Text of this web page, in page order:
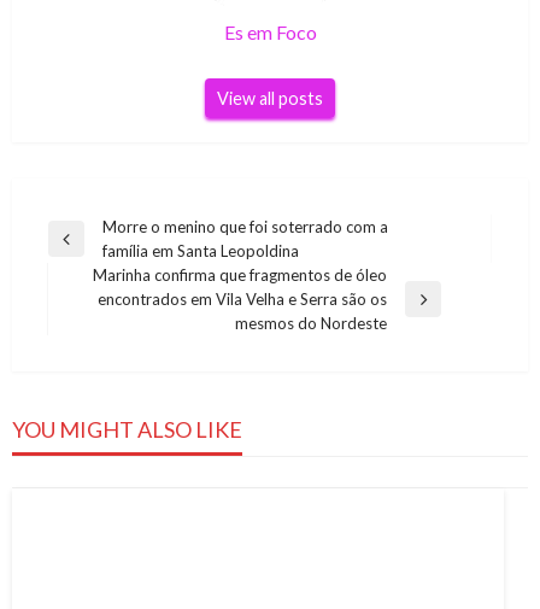
Es em Foco
View all posts
Navegação
Previous
Morre o menino que foi soterrado com a
família em Santa Leopoldina
Next
Marinha confirma que fragmentos de óleo
encontrados em Vila Velha e Serra são os
mesmos do Nordeste
YOU MIGHT ALSO LIKE